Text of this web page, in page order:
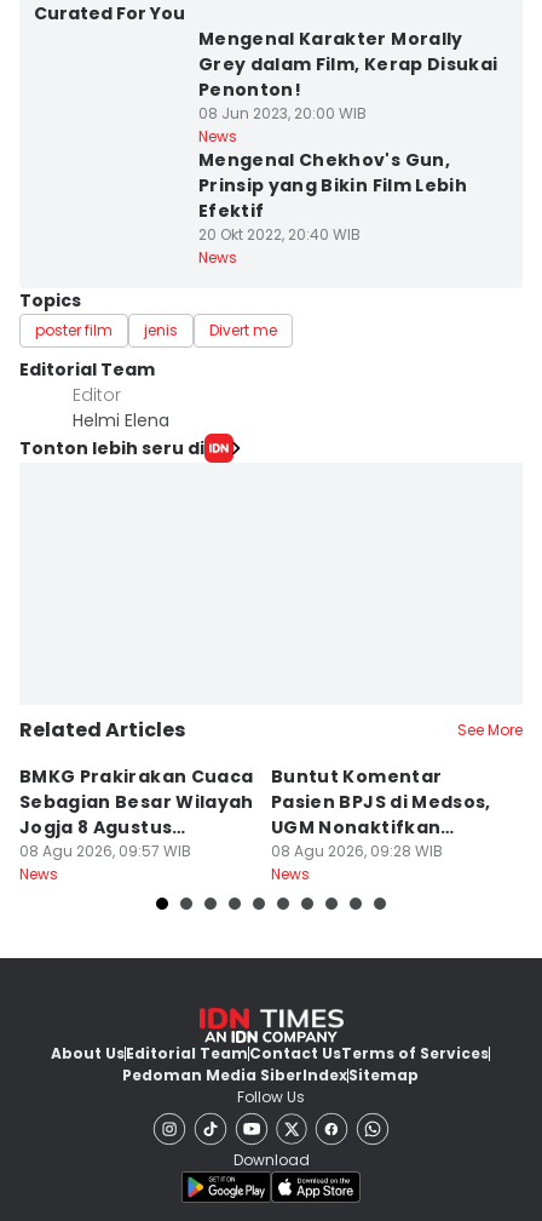
Curated For You
Mengenal Karakter Morally
Grey dalam Film, Kerap Disukai
Penonton!
08 Jun 2023, 20:00 WIB
News
Mengenal Chekhov's Gun,
Prinsip yang Bikin Film Lebih
Efektif
20 Okt 2022, 20:40 WIB
News
Topics
poster film jenis Divert me
Editorial Team
Editor
Helmi Elena
Tonton lebih seru di
Related Articles See More
BMKG Prakirakan Cuaca
Sebagian Besar Wilayah
Jogja 8 Agustus
Berawan
08 Agu 2026, 09:57 WIB
News
Buntut Komentar
Pasien BPJS di Medsos,
UGM Nonaktifkan
Dokter PPDS
08 Agu 2026, 09:28 WIB
News
About UsEditorial TeamContact UsTerms of Services
Pedoman Media SiberIndexSitemap
Follow Us
Download